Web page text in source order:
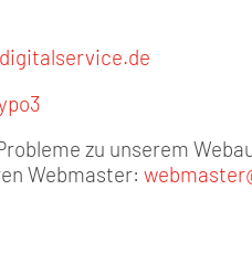
zu unserem
Webmaster: